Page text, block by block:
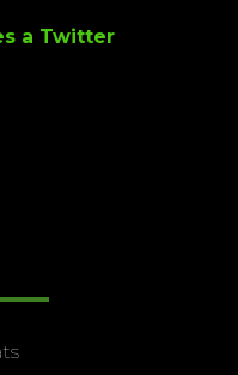
a Twitter